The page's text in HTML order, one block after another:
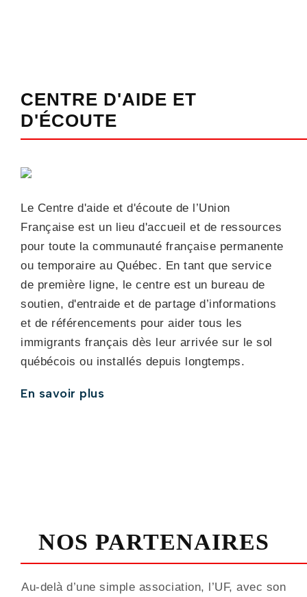
CENTRE D'AIDE ET
D'ÉCOUTE
Le Centre d'aide et d'écoute de l’Union
Française est un lieu d'accueil et de ressources
pour toute la communauté française permanente
ou temporaire au Québec. En tant que service
de première ligne, le centre est un bureau de
soutien, d'entraide et de partage d’informations
et de référencements pour aider tous les
immigrants français dès leur arrivée sur le sol
québécois ou installés depuis longtemps.
En savoir plus
NOS PARTENAIRES
Au-delà d’une simple association, l’UF, avec son